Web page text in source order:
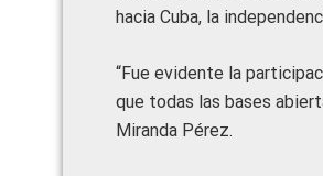
hacia Cuba, la
“Fue evidente la
que todas las bases
Miranda Pérez.